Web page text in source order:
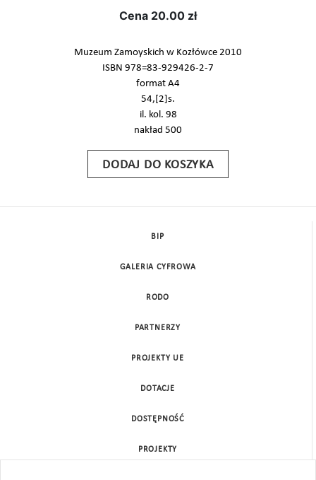
Cena 20.00 zł
Muzeum Zamoyskich w Kozłówce 2010
ISBN 978=83-929426-2-7
format A4
54,[2]s.
il. kol. 98
nakład 500
DODAJ DO KOSZYKA
BIP
GALERIA CYFROWA
RODO
PARTNERZY
PROJEKTY UE
DOTACJE
DOSTĘPNOŚĆ
PROJEKTY